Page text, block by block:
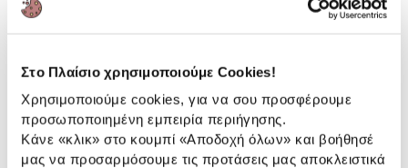
Στο Πλαίσιο χρησιμοποιούμε Cookies!
Χρησιμοποιούμε cookies, για να σου προσφέρουμε
προσωποποιημένη εμπειρία περιήγησης.
Κάνε «κλικ» στο κουμπί «Αποδοχή όλων» και βοήθησέ
μας να προσαρμόσουμε τις προτάσεις μας αποκλειστικά
7 ημέρων.
Χαρακτηριστικά
Τύπος Smart Ring